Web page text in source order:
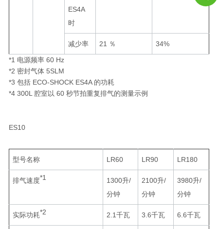
ES4A
时
减少率 21 ％ 34%
*1 电源频率 60 Hz
*2 密封气体 5SLM
*3 包括 ECO-SHOCK ES4A 的功耗
*4 300L 腔室以 60 秒节拍重复排气的测量示例
ES10
型号名称 LR60 LR90 LR180
排气速度*1
1300升/
分钟
2100升/
分钟
3980升/
分钟
实际功耗*2 2.1千瓦 3.6千瓦 6.6千瓦